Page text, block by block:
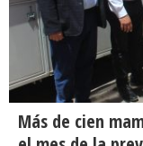
Más de cien